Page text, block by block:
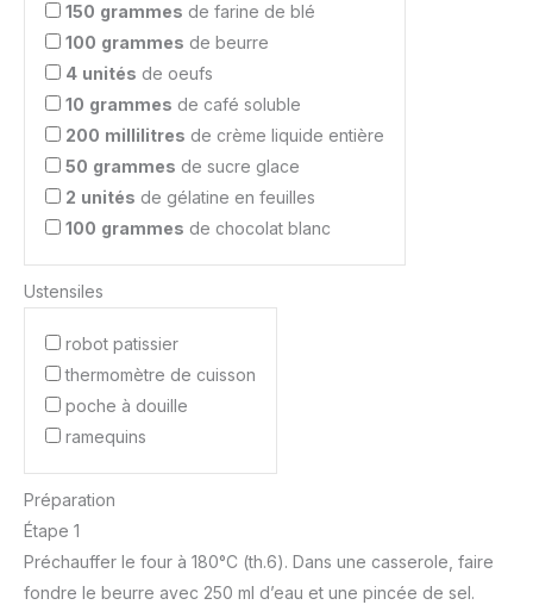
150 grammes de farine de blé
100 grammes de beurre
4 unités de oeufs
10 grammes de café soluble
200 millilitres de crème liquide entière
50 grammes de sucre glace
2 unités de gélatine en feuilles
100 grammes de chocolat blanc
Ustensiles
robot patissier
thermomètre de cuisson
poche à douille
ramequins
Préparation
Étape 1
Préchauffer le four à 180°C (th.6). Dans une casserole, faire
fondre le beurre avec 250 ml d’eau et une pincée de sel.